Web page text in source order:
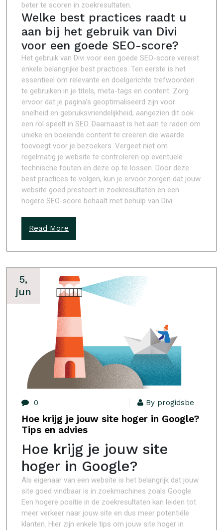
beter te scoren in zoekresultaten.
Welke best practices raadt u
aan bij het gebruik van Divi
voor een goede SEO-score?
Het gebruik van Divi voor een goede SEO-score vereist
enkele belangrijke best practices. Ten eerste is het
essentieel om relevante en doelgerichte trefwoorden
te gebruiken in je titels, meta-tags en content. Zorg
ervoor dat je pagina’s geoptimaliseerd zijn voor
snelheid en gebruiksvriendelijkheid, aangezien dit ook
een rol speelt in SEO. Daarnaast is het aan te raden om
unieke en boeiende content te creëren die waarde
toevoegt voor je bezoekers. Vergeet niet om
regelmatig je website te controleren op eventuele
technische fouten en deze op te lossen. Door deze
best practices te volgen, kun je ervoor zorgen dat jouw
website goed presteert in zoekresultaten en een
hogere SEO-score behaalt met behulp van Divi.
Read More
5,
jun
0 By progidsbe
Hoe krijg je jouw site hoger in Google?
Tips en advies
Hoe krijg je jouw site
hoger in Google?
Als eigenaar van een website is het belangrijk dat jouw
site goed vindbaar is in zoekmachines zoals Google.
Een hogere positie in de zoekresultaten kan leiden tot
meer verkeer naar jouw site en dus meer potentiële
klanten. Hier zijn enkele tips om jouw site hoger in